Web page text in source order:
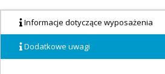
Informacje dotyczące wyposażenia
Dodatkowe uwagi